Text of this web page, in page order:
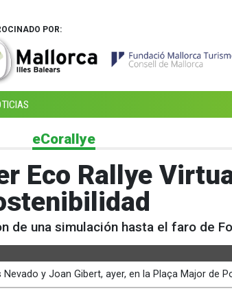
POR:
eCorallye
Eco Rallye
de una simulación hasta el faro de
y Joan Gibert, ayer, en la Plaça Major de